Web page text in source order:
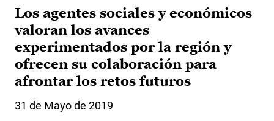
Los agentes sociales y económicos
valoran los avances
experimentados por la región y
ofrecen su colaboración para
afrontar los retos futuros
31 de Mayo de 2019